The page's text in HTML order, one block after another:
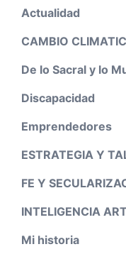
Actualidad
CAMBIO
De lo Sacral y lo
Discapacidad
Emprendedores
ESTRATEGIA Y
FE Y
INTELIGENCIA
Mi historia